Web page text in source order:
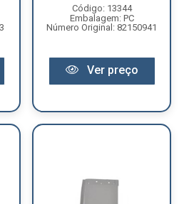
Código: 13344
Embalagem: PC
Número Original: 82150941
Ver preço